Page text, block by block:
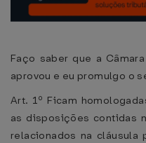
Faço saber que a
aprovou e eu promulgo o
Art. 1º Ficam
as disposições contidas
relacionados na cláusula